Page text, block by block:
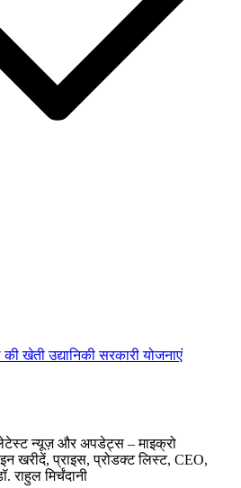
खेतीउद्यानिकीसरकारी योजनाएं
न्यूज़ और अपडेट्स – माइक्रो
खरीदें, प्राइस, प्रोडक्ट लिस्ट, CEO,
राहुल मिर्चंदानी